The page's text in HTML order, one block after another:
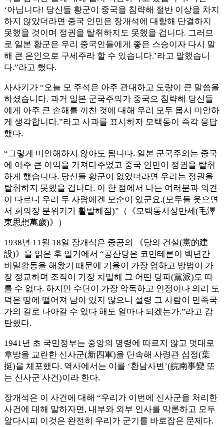
‘아닙니다! 당신들 황군이 중국을 침략해 절반 이상을 차지
하지 않았더라면 중국 인민은 장개석에 대항해 단결하지
못했을 것이며 정권을 탈취하지도 못했을 겁니다. 그러므
로 일본 황군은 우리 중국인들에게 좋은 스승이자 다시 말
해 큰 은인으로 구세주라 할 수 있습니다.’라고 말했습니
다.”라고 했다.
사사키가 “오늘 모 주석은 아주 관대하고 도량이 큰 말씀을
하셨습니다. 과거 일본 군국주의가 중국으 침략해 당신들
에게 아주 큰 손해를 끼친 것에 대해 우리 모두 몹시 미안하
게 생각합니다.”라고 사과를 표시하자 모택동이 즉각 응답
했다.
“그렇게 미안해하지 않아도 됩니다. 일본 군국주의는 중국
에 아주 큰 이익을 가져다주었고 중국 인민이 정권을 탈취
하게 했습니다. 당신들 황군이 없었더라면 우리는 정권을
탈취하지 못했을 겁니다. 이 한 점에서 나는 여러분과 의견
이 다르니 우리 두 사람에겐 모순이 있군요.(모두들 웃으면
서 회의장 분위기가 활발해짐)”（《모택동사상만세(毛澤
東思想萬歲)》）
1938년 11월 18일 장개석은 중공의 《당의 건설(黨的建
設)》을 읽은 후 일기에서 “공산당은 코민테른이 백년간
비밀활동을 해왔기 때문에 기율이 가장 엄하고 방법이 가
장 정교하며 조직이 가장 치밀해 그 어떤 당파(黨派)도 따
를 수 없다. 하지만 수단이 가장 악독하고 인정이나 의리 도
덕은 땅에 떨어져 남아 있지 않으니 설령 그 사람이 민족국
가의 길로 나아갈 수 있다 해도 얼마나 되겠는가.”라고 감
탄했다.
1941년 초 국민정부는 중앙의 명령에 따르지 않고 멋대로
후방을 교란한 신사군(新四軍)을 단속해 사령관 섭정(葉
挺)을 체포했다. 역사에서는 이를 ‘환남사변’(皖南事變 또
는 신사군 사건)이라 한다.
장개석은 이 사건에 대해 “우리가 이번에 신사군을 처리한
사건에 대해 말하자면, 내부와 외부 인사를 막론하고 모두
알다시피 이것은 완전히 우리가 군기를 바로잡은 문제다.